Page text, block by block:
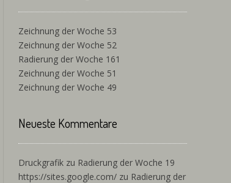
Zeichnung der Woche 53
Zeichnung der Woche 52
Radierung der Woche 161
Zeichnung der Woche 51
Zeichnung der Woche 49
Neueste Kommentare
Druckgrafik zu Radierung der Woche 19
https://sites.google.com/ zu Radierung der